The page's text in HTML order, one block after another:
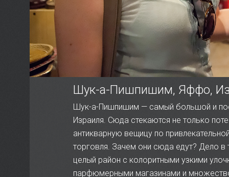
Шук-а-Пишпишим, Яффо,
Шук-а-Пишпишим — самый большой и
Израиля. Сюда стекаются не только
антикварную вещицу по
торговля. Зачем они сюда едут? Дело
целый район с колоритными узкими
парфюмерными магазинами и